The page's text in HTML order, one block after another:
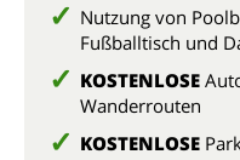
Nutzung von
Fußballtisch und
KOSTENLOSE
Wanderrouten
KOSTENLOSE